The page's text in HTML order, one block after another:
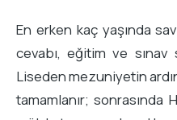
En erken kaç yaşında
cevabı, eğitim ve
Liseden mezuniyetin
tamamlanır; sonrasında